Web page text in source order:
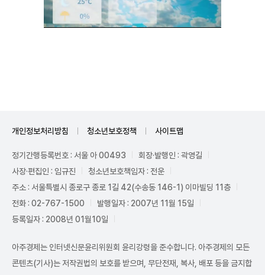
개인정보처리방침 청소년보호정책 사이트맵
정기간행등록번호 : 서울 아 00493
회장·발행인 : 곽영길
사장·편집인 : 임규진
청소년보호책임자 : 전운
주소 : 서울특별시 종로구 종로 1길 42(수송동 146-1) 이마빌딩 11층
전화 : 02-767-1500
발행일자 : 2007년 11월 15일
등록일자 : 2008년 01월10일
아주경제는 인터넷신문윤리위원회 윤리강령을 준수합니다. 아주경제의 모든
콘텐츠(기사)는 저작권법의 보호를 받으며, 무단전재, 복사, 배포 등을 금지합